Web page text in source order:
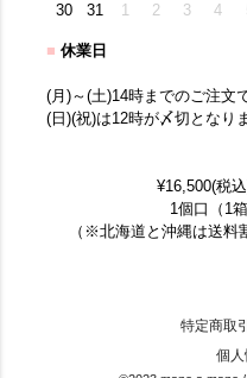
30
31 1 2 3 4
■ 休業日
(月)～(土)14時までのご注文
(日)(祝)は12時が〆切となり
¥16,500(税
1個口（1
（※北海道と沖縄は送料
特定商取
個